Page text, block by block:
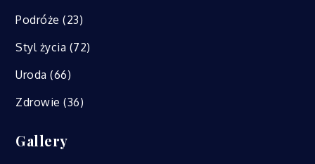
Podróże (23)
Styl życia (72)
Uroda (66)
Zdrowie (36)
Gallery